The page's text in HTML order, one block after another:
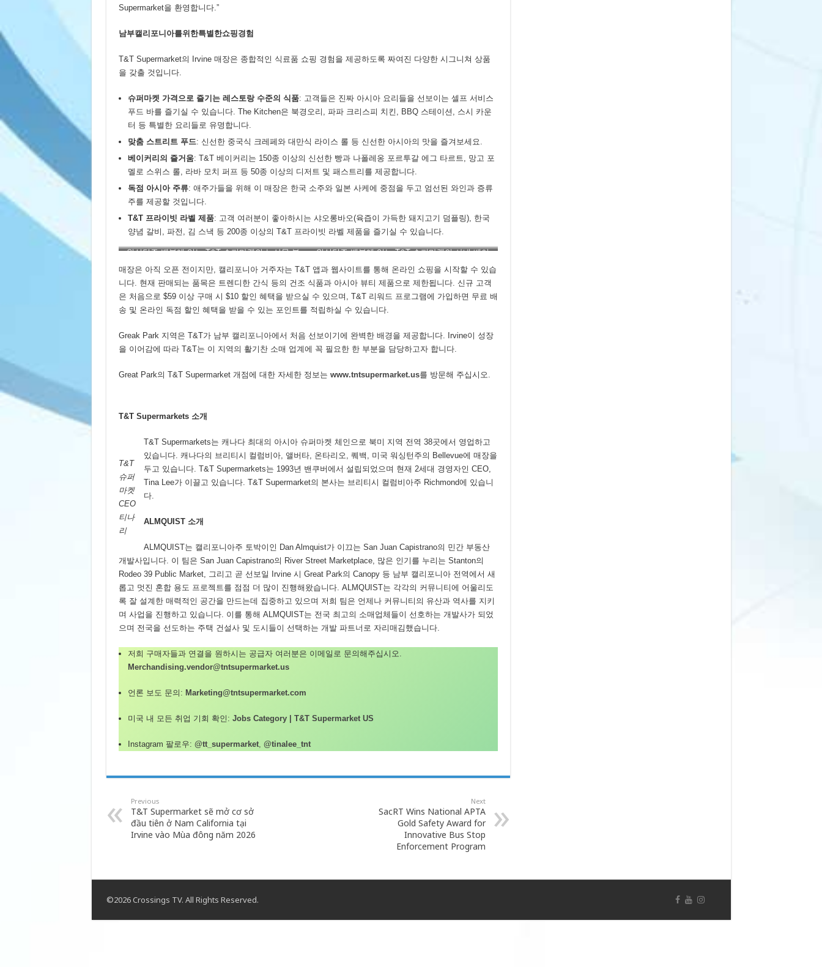
Supermarket을 환영합니다.”
남부캘리포니아를위한특별한쇼핑경험
T&T Supermarket의 Irvine 매장은 종합적인 식료품 쇼핑 경험을 제공하도록 짜여진 다양한 시그니쳐 상품
을 갖출 것입니다.
슈퍼마켓 가격으로 즐기는 레스토랑 수준의 식품: 고객들은 진짜 아시아 요리들을 선보이는 셀프 서비스
푸드 바를 즐기실 수 있습니다. The Kitchen은 북경오리, 파파 크리스피 치킨, BBQ 스테이션, 스시 카운
터 등 특별한 요리들로 유명합니다.
맞춤 스트리트 푸드: 신선한 중국식 크레페와 대만식 라이스 롤 등 신선한 아시아의 맛을 즐겨보세요.
베이커리의 즐거움: T&T 베이커리는 150종 이상의 신선한 빵과 나폴레옹 포르투갈 에그 타르트, 망고 포
멜로 스위스 롤, 라바 모치 퍼프 등 50종 이상의 디저트 및 패스트리를 제공합니다.
독점 아시아 주류: 애주가들을 위해 이 매장은 한국 소주와 일본 사케에 중점을 두고 엄선된 와인과 증류
주를 제공할 것입니다.
T&T 프라이빗 라벨 제품: 고객 여러분이 좋아하시는 샤오롱바오(육즙이 가득한 돼지고기 덤플링), 한국
양념 갈비, 파전, 김 스낵 등 200종 이상의 T&T 프라이빗 라벨 제품을 즐기실 수 있습니다.
워싱턴주 벨뷰에 있는 T&T 슈퍼마켓의 농산물 부
서
워싱턴주 벨뷰에 있는 T&T 슈퍼마켓의 사내 베이
커리 부서
매장은 아직 오픈 전이지만, 캘리포니아 거주자는 T&T 앱과 웹사이트를 통해 온라인 쇼핑을 시작할 수 있습
니다. 현재 판매되는 품목은 트렌디한 간식 등의 건조 식품과 아시아 뷰티 제품으로 제한됩니다. 신규 고객
은 처음으로 $59 이상 구매 시 $10 할인 혜택을 받으실 수 있으며, T&T 리워드 프로그램에 가입하면 무료 배
송 및 온라인 독점 할인 혜택을 받을 수 있는 포인트를 적립하실 수 있습니다.
Greak Park 지역은 T&T가 남부 캘리포니아에서 처음 선보이기에 완벽한 배경을 제공합니다. Irvine이 성장
을 이어감에 따라 T&T는 이 지역의 활기찬 소매 업계에 꼭 필요한 한 부분을 담당하고자 합니다.
Great Park의 T&T Supermarket 개점에 대한 자세한 정보는 www.tntsupermarket.us를 방문해 주십시오.
T&T Supermarkets 소개
T&T
슈퍼
마켓
CEO
티나
리
T&T Supermarkets는 캐나다 최대의 아시아 슈퍼마켓 체인으로 북미 지역 전역 38곳에서 영업하고
있습니다. 캐나다의 브리티시 컬럼비아, 앨버타, 온타리오, 퀘백, 미국 워싱턴주의 Bellevue에 매장을
두고 있습니다. T&T Supermarkets는 1993년 밴쿠버에서 설립되었으며 현재 2세대 경영자인 CEO,
Tina Lee가 이끌고 있습니다. T&T Supermarket의 본사는 브리티시 컬럼비아주 Richmond에 있습니
다.
ALMQUIST 소개
ALMQUIST는 캘리포니아주 토박이인 Dan Almquist가 이끄는 San Juan Capistrano의 민간 부동산
개발사입니다. 이 팀은 San Juan Capistrano의 River Street Marketplace, 많은 인기를 누리는 Stanton의
Rodeo 39 Public Market, 그리고 곧 선보일 Irvine 시 Great Park의 Canopy 등 남부 캘리포니아 전역에서 새
롭고 멋진 혼합 용도 프로젝트를 점점 더 많이 진행해왔습니다. ALMQUIST는 각각의 커뮤니티에 어울리도
록 잘 설계한 매력적인 공간을 만드는데 집중하고 있으며 저희 팀은 언제나 커뮤니티의 유산과 역사를 지키
며 사업을 진행하고 있습니다. 이를 통해 ALMQUIST는 전국 최고의 소매업체들이 선호하는 개발사가 되었
으며 전국을 선도하는 주택 건설사 및 도시들이 선택하는 개발 파트너로 자리매김했습니다.
저희 구매자들과 연결을 원하시는 공급자 여러분은 이메일로 문의해주십시오.
Merchandising.vendor@tntsupermarket.us
언론 보도 문의: Marketing@tntsupermarket.com
미국 내 모든 취업 기회 확인: Jobs Category | T&T Supermarket US
Instagram 팔로우: @tt_supermarket, @tinalee_tnt
Previous
T&T Supermarket sẽ mở cơ sở
đầu tiên ở Nam California tại
Irvine vào Mùa đông năm 2026
Next
SacRT Wins National APTA
Gold Safety Award for
Innovative Bus Stop
Enforcement Program
©2026 Crossings TV. All Rights Reserved.